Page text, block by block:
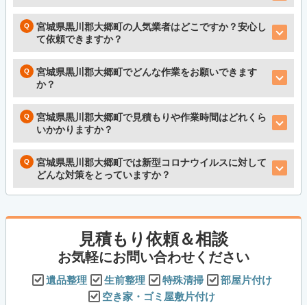
宮城県黒川郡大郷町の人気業者はどこですか？安心し
て依頼できますか？
宮城県黒川郡大郷町でどんな作業をお願いできます
か？
宮城県黒川郡大郷町で見積もりや作業時間はどれくら
いかかりますか？
宮城県黒川郡大郷町では新型コロナウイルスに対して
どんな対策をとっていますか？
見積もり依頼＆相談
お気軽にお問い合わせください
遺品整理 生前整理 特殊清掃
部屋片付け
空き家・ゴミ屋敷片付け